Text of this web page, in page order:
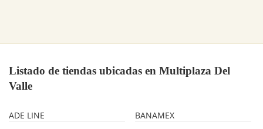
Listado de tiendas ubicadas en Multiplaza Del
Valle
ADE LINE
BANAMEX